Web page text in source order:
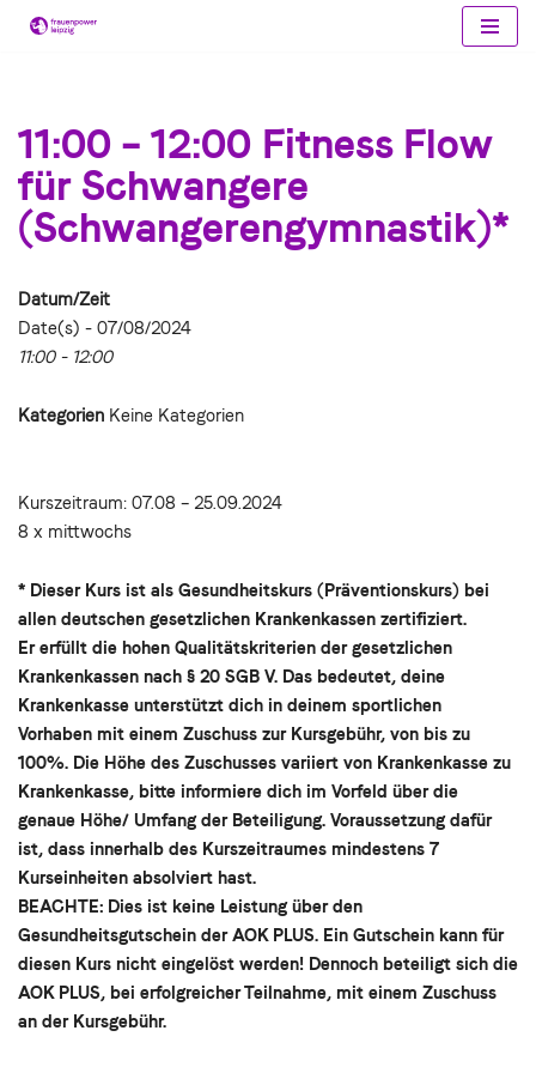
11:00 – 12:00 Fitness Flow
für Schwangere
(Schwangerengymnastik)*
Datum/Zeit
Date(s) - 07/08/2024
11:00 - 12:00
Kategorien Keine Kategorien
Kurszeitraum: 07.08 – 25.09.2024
8 x mittwochs
* Dieser Kurs ist als Gesundheitskurs (Präventionskurs) bei
allen deutschen gesetzlichen Krankenkassen zertifiziert.
Er erfüllt die hohen Qualitätskriterien der gesetzlichen
Krankenkassen nach § 20 SGB V. Das bedeutet, deine
Krankenkasse unterstützt dich in deinem sportlichen
Vorhaben mit einem Zuschuss zur Kursgebühr, von bis zu
100%. Die Höhe des Zuschusses variiert von Krankenkasse zu
Krankenkasse, bitte informiere dich im Vorfeld über die
genaue Höhe/ Umfang der Beteiligung. Voraussetzung dafür
ist, dass innerhalb des Kurszeitraumes mindestens 7
Kurseinheiten absolviert hast.
BEACHTE: Dies ist keine Leistung über den
Gesundheitsgutschein der AOK PLUS. Ein Gutschein kann für
diesen Kurs nicht eingelöst werden! Dennoch beteiligt sich die
AOK PLUS, bei erfolgreicher Teilnahme, mit einem Zuschuss
an der Kursgebühr.